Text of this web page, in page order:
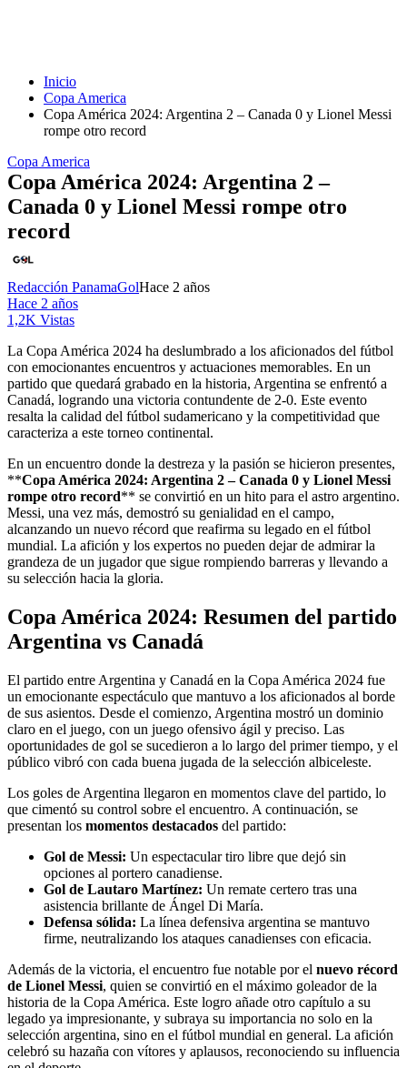
Inicio
Copa America
Copa América 2024: Argentina 2 – Canada 0 y Lionel Messi
rompe otro record
Copa America
Copa América 2024: Argentina 2 –
Canada 0 y Lionel Messi rompe otro
record
Redacción PanamaGolHace 2 años
Hace 2 años
1,2K Vistas
La Copa América 2024 ha deslumbrado a los aficionados del fútbol
con emocionantes encuentros y actuaciones memorables. En un
partido que quedará grabado en la historia, Argentina se enfrentó a
Canadá, logrando una victoria contundente de 2-0. Este evento
resalta la calidad del fútbol sudamericano y la competitividad que
caracteriza a este torneo continental.
En un encuentro donde la destreza y la pasión se hicieron presentes,
**Copa América 2024: Argentina 2 – Canada 0 y Lionel Messi
rompe otro record** se convirtió en un hito para el astro argentino.
Messi, una vez más, demostró su genialidad en el campo,
alcanzando un nuevo récord que reafirma su legado en el fútbol
mundial. La afición y los expertos no pueden dejar de admirar la
grandeza de un jugador que sigue rompiendo barreras y llevando a
su selección hacia la gloria.
Copa América 2024: Resumen del partido
Argentina vs Canadá
El partido entre Argentina y Canadá en la Copa América 2024 fue
un emocionante espectáculo que mantuvo a los aficionados al borde
de sus asientos. Desde el comienzo, Argentina mostró un dominio
claro en el juego, con un juego ofensivo ágil y preciso. Las
oportunidades de gol se sucedieron a lo largo del primer tiempo, y el
público vibró con cada buena jugada de la selección albiceleste.
Los goles de Argentina llegaron en momentos clave del partido, lo
que cimentó su control sobre el encuentro. A continuación, se
presentan los momentos destacados del partido:
Gol de Messi: Un espectacular tiro libre que dejó sin
opciones al portero canadiense.
Gol de Lautaro Martínez: Un remate certero tras una
asistencia brillante de Ángel Di María.
Defensa sólida: La línea defensiva argentina se mantuvo
firme, neutralizando los ataques canadienses con eficacia.
Además de la victoria, el encuentro fue notable por el nuevo récord
de Lionel Messi, quien se convirtió en el máximo goleador de la
historia de la Copa América. Este logro añade otro capítulo a su
legado ya impresionante, y subraya su importancia no solo en la
selección argentina, sino en el fútbol mundial en general. La afición
celebró su hazaña con vítores y aplausos, reconociendo su influencia